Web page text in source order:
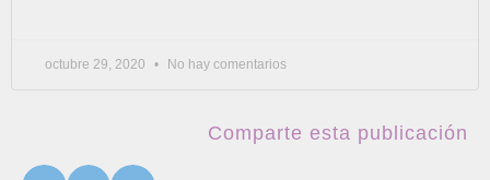
octubre 29, 2020 No hay comentarios
Comparte esta publicación